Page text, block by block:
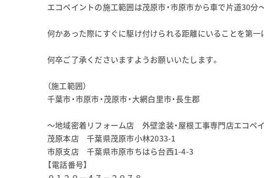
エコペイントの施工範囲は茂原市・市原市から車で片道30分
何かあった際にすぐに駆け付けられる距離にいることを第一
何卒ご了承くださいますようお願いいたします。
（施工範囲）
千葉市・市原市・茂原市・大網白里市・長生郡
～地域密着リフォーム店 外壁塗装・屋根工事専門店エコペ
茂原本店 千葉県茂原市小林2033-1
市原支店 千葉県市原市ちはら台西1-4-3
【電話番号】